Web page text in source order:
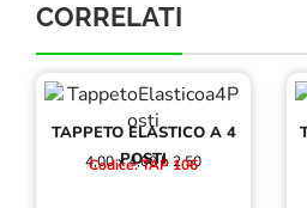
CORRELATI
TAPPETO ELASTICO A 4
POSTI
4,00 x 4,00 h 2,50
Codice: TAP 106